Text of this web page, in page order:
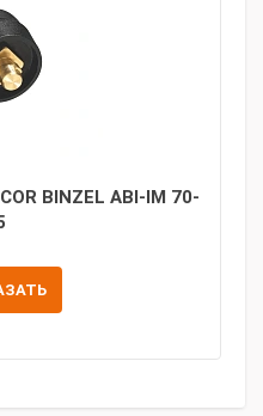
BINZEL ABI-IM 70-